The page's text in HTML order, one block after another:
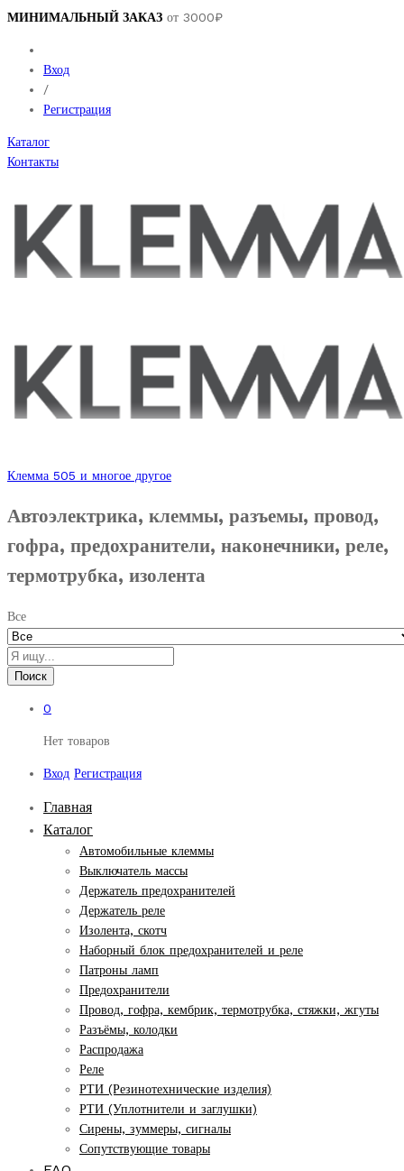
МИНИМАЛЬНЫЙ ЗАКАЗ от 3000₽
Вход
/
Регистрация
Каталог
Контакты
Клемма 505 и многое другое
Автоэлектрика, клеммы, разъемы, провод,
гофра, предохранители, наконечники, реле,
термотрубка, изолента
Все
Поиск
0
Нет товаров
Вход Регистрация
Главная
Каталог
Автомобильные клеммы
Выключатель массы
Держатель предохранителей
Держатель реле
Изолента, скотч
Наборный блок предохранителей и реле
Патроны ламп
Предохранители
Провод, гофра, кембрик, термотрубка, стяжки, жгуты
Разъёмы, колодки
Распродажа
Реле
РТИ (Резинотехнические изделия)
РТИ (Уплотнители и заглушки)
Сирены, зуммеры, сигналы
Сопутствующие товары